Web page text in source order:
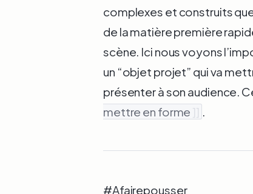
complexes et construits
de la matière première
scène. Ici nous voyons
un “objet projet” qui va
présenter à son audience.
mettre en forme ]] .
#Afairepousser